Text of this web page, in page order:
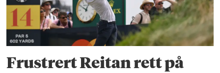
Frustrert Reitan rett på